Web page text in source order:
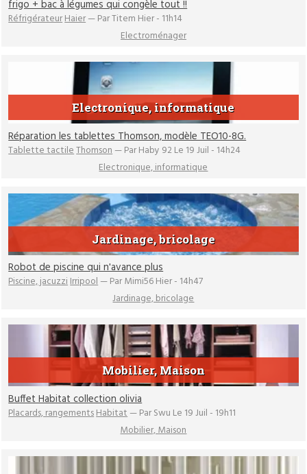
frigo + bac à légumes qui congèle tout !!
RéfrigérateurHaier— Par Titem Hier - 11h14
Electroménager
Electronique, informatique
Réparation les tablettes Thomson, modèle TEO10-8G.
Tablette tactileThomson— Par Haby 92 Le 19 Juil - 14h24
Electronique, informatique
Jardinage, bricolage
Robot de piscine qui n'avance plus
Piscine, jacuzziIrripool— Par Mimi56 Hier - 14h47
Jardinage, bricolage
Mobilier, Maison
Buffet Habitat collection olivia
Placards, rangementsHabitat— Par Swu Le 19 Juil - 19h11
Mobilier, Maison